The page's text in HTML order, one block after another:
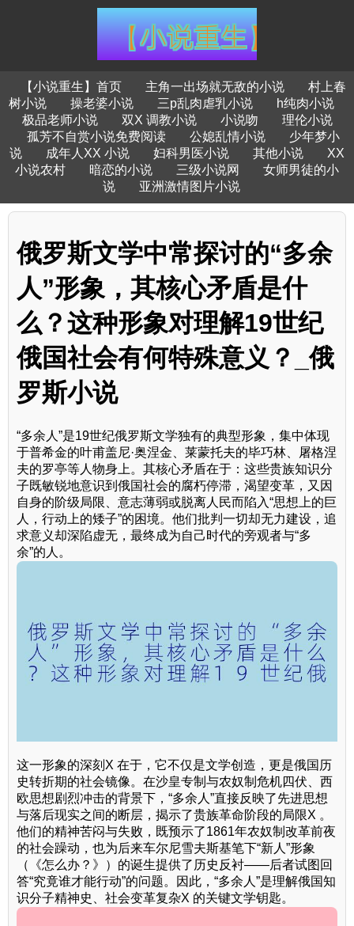
【小说重生】首页 主角一出场就无敌的小说
村上春
树小说
操老婆小说 三p乱肉虐乳小说
h纯肉小说
极品老师小说
双X 调教小说 小说吻
理伦小说
孤芳不自赏小说免费阅读
公媳乱情小说
少年梦小
说
成年人XX 小说 妇科男医小说 其他小说
XX
小说农村
暗恋的小说 三级小说网
女师男徒的小
说
亚洲激情图片小说
俄罗斯文学中常探讨的“多余
人”形象，其核心矛盾是什
么？这种形象对理解19世纪
俄国社会有何特殊意义？_俄
罗斯小说
“多余人”是19世纪俄罗斯文学独有的典型形象，集中体现
于普希金的叶甫盖尼·奥涅金、莱蒙托夫的毕巧林、屠格涅
夫的罗亭等人物身上。其核心矛盾在于：这些贵族知识分
子既敏锐地意识到俄国社会的腐朽停滞，渴望变革，又因
自身的阶级局限、意志薄弱或脱离人民而陷入“思想上的巨
人，行动上的矮子”的困境。他们批判一切却无力建设，追
求意义却深陷虚无，最终成为自己时代的旁观者与“多
余”的人。
这一形象的深刻X 在于，它不仅是文学创造，更是俄国历
史转折期的社会镜像。在沙皇专制与农奴制危机四伏、西
欧思想剧烈冲击的背景下，“多余人”直接反映了先进思想
与落后现实之间的断层，揭示了贵族革命阶段的局限X 。
他们的精神苦闷与失败，既预示了1861年农奴制改革前夜
的社会躁动，也为后来车尔尼雪夫斯基笔下“新人”形象
（《怎么办？》）的诞生提供了历史反衬——后者试图回
答“究竟谁才能行动”的问题。因此，“多余人”是理解俄国知
识分子精神史、社会变革复杂X 的关键文学钥匙。